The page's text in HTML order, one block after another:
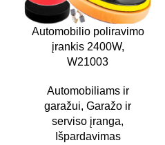
Automobilio poliravimo
įrankis 2400W,
W21003
Automobiliams ir
garažui, Garažo ir
serviso įranga,
Išpardavimas